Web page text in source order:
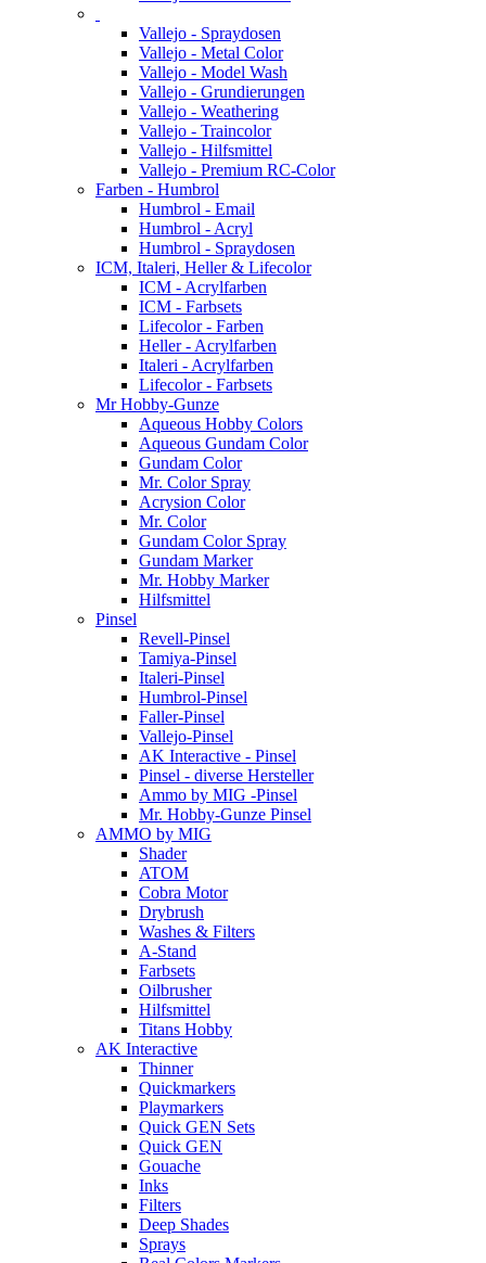
Vallejo - Spraydosen
Vallejo - Metal Color
Vallejo - Model Wash
Vallejo - Grundierungen
Vallejo - Weathering
Vallejo - Traincolor
Vallejo - Hilfsmittel
Vallejo - Premium RC-Color
Farben - Humbrol
Humbrol - Email
Humbrol - Acryl
Humbrol - Spraydosen
ICM, Italeri, Heller & Lifecolor
ICM - Acrylfarben
ICM - Farbsets
Lifecolor - Farben
Heller - Acrylfarben
Italeri - Acrylfarben
Lifecolor - Farbsets
Mr Hobby-Gunze
Aqueous Hobby Colors
Aqueous Gundam Color
Gundam Color
Mr. Color Spray
Acrysion Color
Mr. Color
Gundam Color Spray
Gundam Marker
Mr. Hobby Marker
Hilfsmittel
Pinsel
Revell-Pinsel
Tamiya-Pinsel
Italeri-Pinsel
Humbrol-Pinsel
Faller-Pinsel
Vallejo-Pinsel
AK Interactive - Pinsel
Pinsel - diverse Hersteller
Ammo by MIG -Pinsel
Mr. Hobby-Gunze Pinsel
AMMO by MIG
Shader
ATOM
Cobra Motor
Drybrush
Washes & Filters
A-Stand
Farbsets
Oilbrusher
Hilfsmittel
Titans Hobby
AK Interactive
Thinner
Quickmarkers
Playmarkers
Quick GEN Sets
Quick GEN
Gouache
Inks
Filters
Deep Shades
Sprays